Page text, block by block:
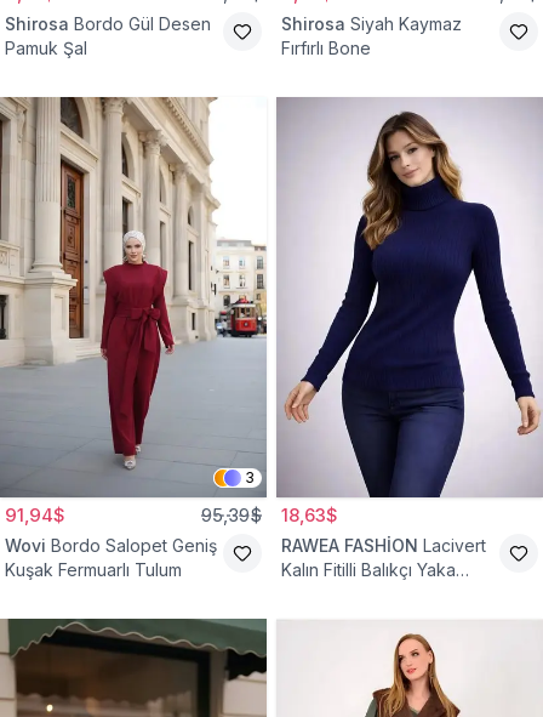
Shirosa Bordo Gül Desen
Pamuk Şal
Shirosa Siyah Kaymaz
Fırfırlı Bone
3
91,94$ 95,39$
Wovi Bordo Salopet Geniş
Kuşak Fermuarlı Tulum
18,63$
RAWEA FASHİON Lacivert
Kalın Fitilli Balıkçı Yaka